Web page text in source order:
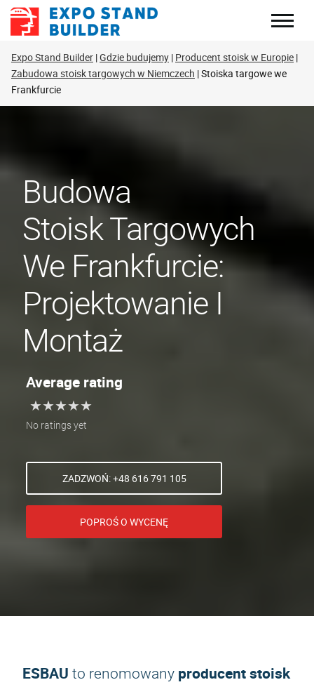
Skip
Expo Stand Builder Gdzie budujemy Producent stoisk w Europie
Zabudowa stoisk targowych w Niemczech Stoiska targowe we
Frankfurcie
Budowa
Stoisk Targowych
We Frankfurcie:
Projektowanie I
Montaż
Average rating
★★★★★
★★★★★
No ratings yet
ZADZWOŃ: +48 616 791 105
POPROŚ O WYCENĘ
ESBAU to renomowany producent stoisk